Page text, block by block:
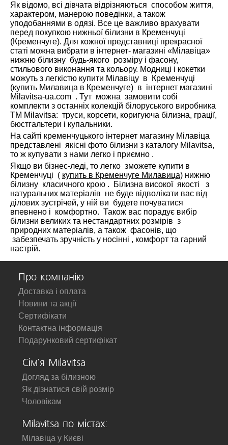
Як відомо, всі дівчата відрізняються способом життя,
характером, манерою поведінки, а також
уподобаннями в одязі. Все це важливо врахувати
перед покупкою нижньої білизни в Кременчуці
(Кременчуге). Для кожної представниці прекрасної
статі можна вибрати в інтернет- магазині «Мілавіца»
нижню білизну будь-якого розміру і фасону,
стильового виконання та кольору. Модниці і кокетки
можуть з легкістю купити Мілавіцу в Кременчуці
(купить Милавица в Кременчуге) в інтернет магазині
Milavitsa-ua.com . Тут можна замовити собі
комплекти з останніх колекцій білоруського виробника
ТМ Milavitsa: труси, корсети, коригуюча білизна, грації,
бюстгальтери і купальники.
На сайті кременчуцького інтернет магазину Мілавіца
представлені якісні фото білизни з каталогу Milavitsa,
то ж купувати з нами легко і приємно .
Якщо ви бізнес-леді, то легко зможете купити в
Кременчуці ( купить в Кременчуге Милавица) нижню
білизну класичного крою . Білизна високої якості з
натуральних матеріалів не буде відволікати вас від
ділових зустрічей, у ній ви будете почуватися
впевнено і комфортно. Також вас порадує вибір
білизни великих та нестандартних розмірів з
природних матеріалів, а також фасонів, що
забезпечать зручність у носінні , комфорт та гарний
настрій.
Про компанію
Доставка і оплата
Новини та акції
Сертифікати
Контактна інформація
Подарунковий сертифікат
Сім'я Milavitsa
Догляд за білизною
Як дізнатися свій розмір
Чоловікам
Milavitsa по містах:
Мілавіца у Києві